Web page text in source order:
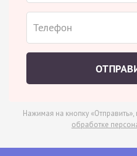
Нажимая на кнопку
обработке